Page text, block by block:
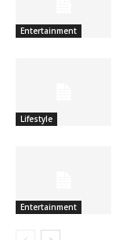
Entertainment
Lifestyle
Entertainment